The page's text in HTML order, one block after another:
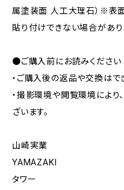
属塗装面 人工大理石）※表
貼り付けできない場合があり
●ご購入前にお読みください
・ご購入後の返品や交換はで
・撮影環境や閲覧環境によ
ざいます。
山崎実業
YAMAZAKI
タワー